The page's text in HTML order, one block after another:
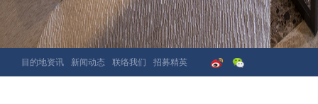
目的地资讯 新闻动态 联络我们 招募精英